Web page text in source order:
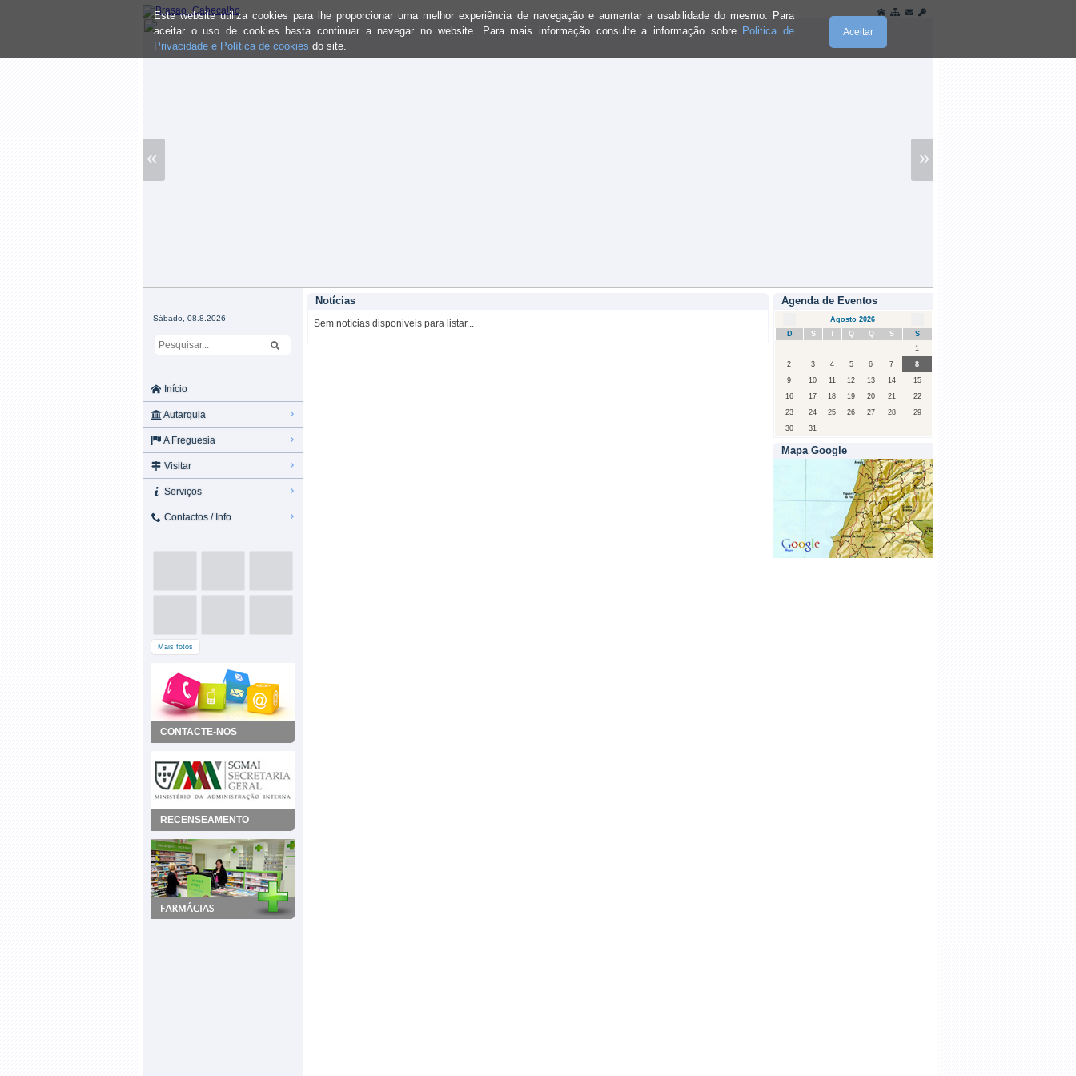
Este website utiliza cookies para lhe proporcionar uma melhor experiência de navegação e aumentar a usabilidade do mesmo. Para
aceitar o uso de cookies basta continuar a navegar no website. Para mais informação consulte a informação sobre Politica de
Privacidade e Política de cookies do site.
Aceitar
« »
Sábado, 08.8.2026
Início
Autarquia
A Freguesia
Visitar
Serviços
Contactos / Info
Mais fotos
CONTACTE-NOS
RECENSEAMENTO
Notícias
Sem notícias disponiveis para listar...
Agenda de Eventos
Agosto 2026
D
S T Q Q S
S
1
2
3 4 5 6 7
8
9
10 11 12 13 14
15
16
17 18 19 20 21
22
23
24 25 26 27 28
29
30
31
Mapa Google